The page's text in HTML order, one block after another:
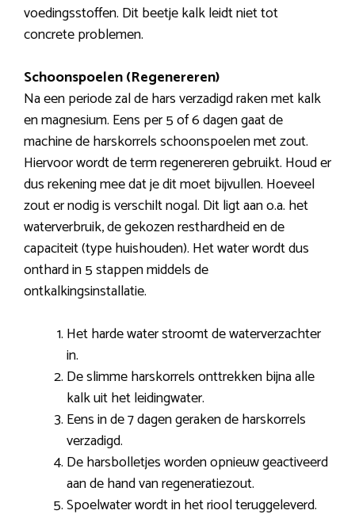
voedingsstoffen. Dit beetje kalk leidt niet tot
concrete problemen.
Schoonspoelen (Regenereren)
Na een periode zal de hars verzadigd raken met kalk
en magnesium. Eens per 5 of 6 dagen gaat de
machine de harskorrels schoonspoelen met zout.
Hiervoor wordt de term regenereren gebruikt. Houd er
dus rekening mee dat je dit moet bijvullen. Hoeveel
zout er nodig is verschilt nogal. Dit ligt aan o.a. het
waterverbruik, de gekozen resthardheid en de
capaciteit (type huishouden). Het water wordt dus
onthard in 5 stappen middels de
ontkalkingsinstallatie.
Het harde water stroomt de waterverzachter
in.
De slimme harskorrels onttrekken bijna alle
kalk uit het leidingwater.
Eens in de 7 dagen geraken de harskorrels
verzadigd.
De harsbolletjes worden opnieuw geactiveerd
aan de hand van regeneratiezout.
Spoelwater wordt in het riool teruggeleverd.